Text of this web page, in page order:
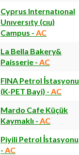
Cyprus Internatıonal
Unıversıty (cıu)
Campus - AC
La Bella Bakery&
Paisserie - AC
FINA Petrol İstasyonu
(K-PET Bayi) - AC
Mardo Cafe Küçük
Kaymaklı - AC
Piyili Petrol İstasyonu
- AC